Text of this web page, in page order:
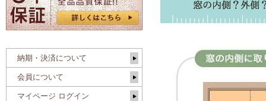
納期・決済について
会員について
マイページ ログイン